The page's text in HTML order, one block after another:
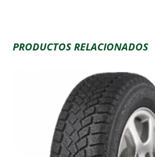
PRODUCTOS RELACIONADOS